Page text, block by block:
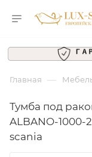
Главная —
Тумба под
ALBANO-1000-
scania